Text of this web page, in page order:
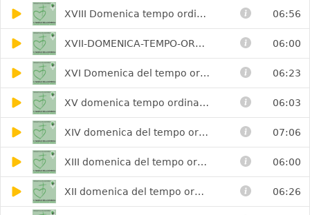
XVIII Domenica tempo ordinario 06:56
XVII-DOMENICA-TEMPO-ORDINARIO 06:00
XVI Domenica del tempo ordinario – Anno A 06:23
XV domenica tempo ordinario - anno A 06:03
XIV domenica del tempo ordinario 07:06
XIII domenica del tempo ordinario 06:00
XII domenica del tempo ordinario 06:26